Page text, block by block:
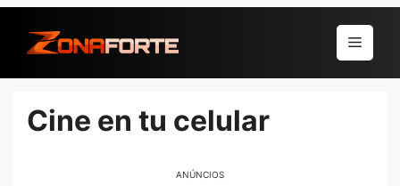
para
conteúdo
Menu
Cine en tu celular
ANÚNCIOS